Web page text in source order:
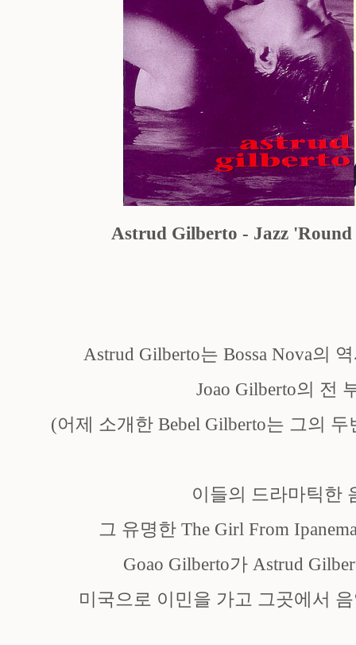
Astrud Gilberto - Jazz
Astrud Gilberto는 Bossa Nova의
Joao Gilberto의 전
(어제 소개한 Bebel Gilberto는 그의
이들의 드라마틱한
그 유명한 The Girl From
Goao Gilberto가 Astrud
미국으로 이민을 가고 그곳에서